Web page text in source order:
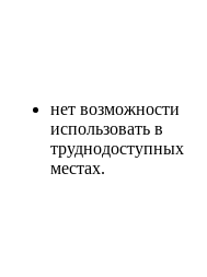
нет возможности
использовать в
труднодоступных
местах.